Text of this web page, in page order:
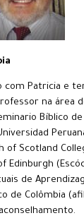
com Patricia e
na área
Bíblico de
of Scotland
Edinburgh
de
de Colômbia